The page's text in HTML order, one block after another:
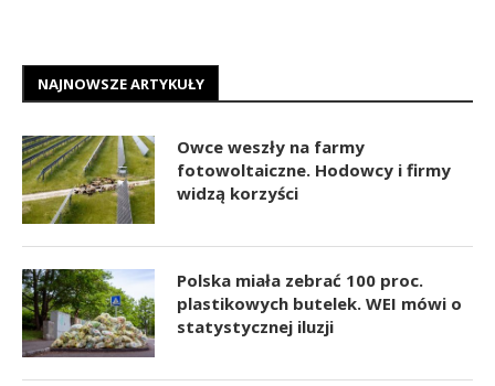
NAJNOWSZE ARTYKUŁY
Owce weszły na farmy
fotowoltaiczne. Hodowcy i firmy
widzą korzyści
Polska miała zebrać 100 proc.
plastikowych butelek. WEI mówi o
statystycznej iluzji